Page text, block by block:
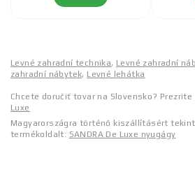
Levné zahradní technika, Levné zahradní
zahradní nábytek, Levné lehátka
Chcete doručiť tovar na Slovensko? Prezrite
Luxe
Magyarországra történő kiszállításért
termékoldalt: SANDRA De Luxe nyugágy